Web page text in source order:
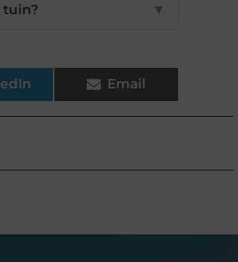
tuin? ▼
Email